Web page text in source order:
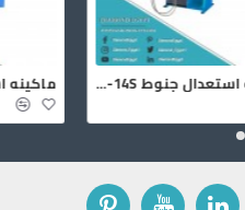
ماكينه استعدال جنوط PO-14S